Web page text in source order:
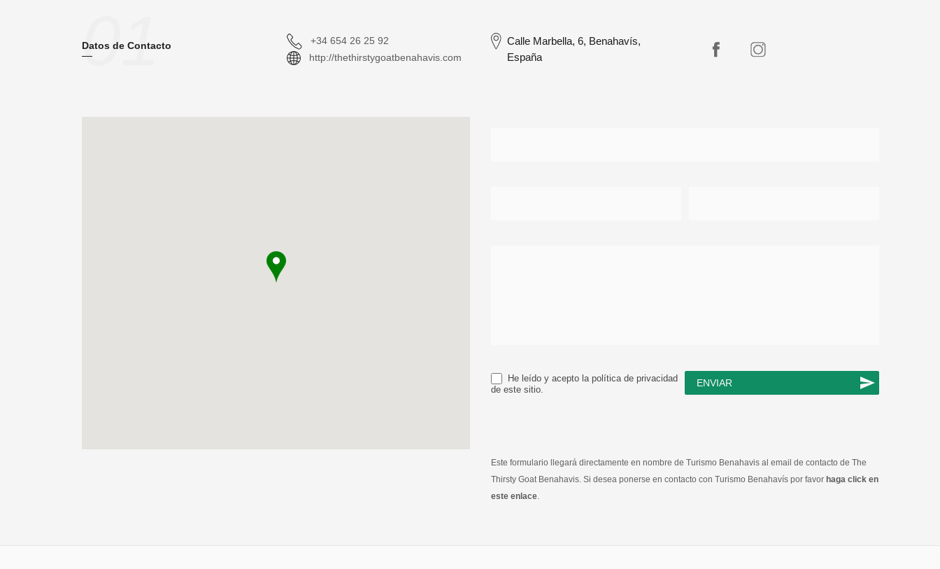
01
Datos de Contacto
+34 654 26 25 92
http://thethirstygoatbenahavis.com
Calle Marbella, 6, Benahavís,
España
He leído y acepto la política de privacidad
de este sitio.
ENVIAR
Este formulario llegará directamente en nombre de Turismo Benahavis al email de contacto de The
Thirsty Goat Benahavis. Si desea ponerse en contacto con Turismo Benahavís por favor haga click en
este enlace.